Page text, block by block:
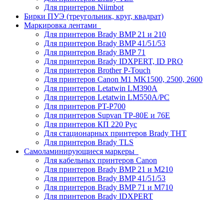
Для принтеров Niimbot
Бирки ПУЭ (треугольник, круг, квадрат)
Маркировка лентами
Для принтеров Brady BMP 21 и 210
Для принтеров Brady BMP 41/51/53
Для принтеров Brady BMP 71
Для принтеров Brady IDXPERT, ID PRO
Для принтеров Brother P-Touch
Для принтеров Canon M1 MK1500, 2500, 2600
Для принтеров Letatwin LM390A
Для принтеров Letatwin LM550A/PC
Для принтеров PT-P700
Для принтеров Supvan TP-80E и 76E
Для принтеров КП 220 Рус
Для стационарных принтеров Brady THT
Для принтеров Brady TLS
Самоламинирующиеся маркеры
Для кабельных принтеров Canon
Для принтеров Brady BMP 21 и M210
Для принтеров Brady BMP 41/51/53
Для принтеров Brady BMP 71 и M710
Для принтеров Brady IDXPERT